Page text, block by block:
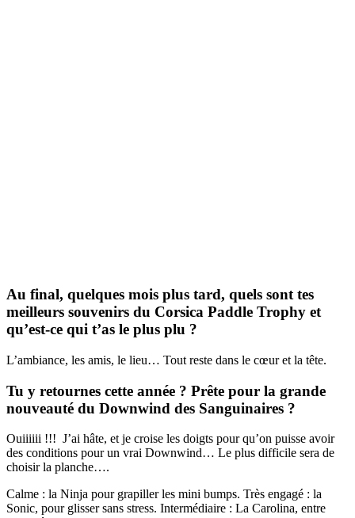
Au final, quelques mois plus tard, quels sont tes
meilleurs souvenirs du Corsica Paddle Trophy et
qu’est-ce qui t’as le plus plu ?
L’ambiance, les amis, le lieu… Tout reste dans le cœur et la tête.
Tu y retournes cette année ? Prête pour la grande
nouveauté du Downwind des Sanguinaires ?
Ouiiiiii !!! J’ai hâte, et je croise les doigts pour qu’on puisse avoir
des conditions pour un vrai Downwind… Le plus difficile sera de
choisir la planche….
Calme : la Ninja pour grapiller les mini bumps. Très engagé : la
Sonic, pour glisser sans stress. Intermédiaire : La Carolina, entre